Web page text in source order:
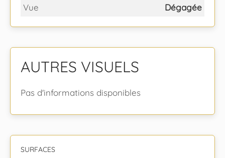
Vue
Dégagée
AUTRES VISUELS
Pas d'informations disponibles
SURFACES